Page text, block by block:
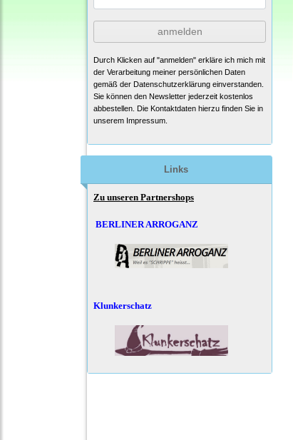
anmelden
Durch Klicken auf "anmelden" erkläre ich mich mit
der Verarbeitung meiner persönlichen Daten
gemäß der Datenschutzerklärung einverstanden.
Sie können den Newsletter jederzeit kostenlos
abbestellen. Die Kontaktdaten hierzu finden Sie in
unserem Impressum.
Links
Zu unseren Partnershops
BERLINER ARROGANZ
Klunkerschatz